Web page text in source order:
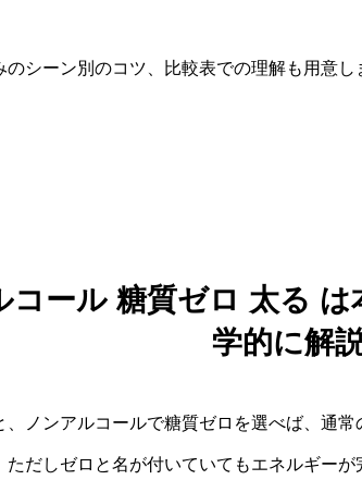
シーン別のコツ、比較表での理解も用意し
コール 糖質ゼロ 太る
学的に解
、ノンアルコールで糖質ゼロを選べば、通
ただしゼロと名が付いていてもエネルギー